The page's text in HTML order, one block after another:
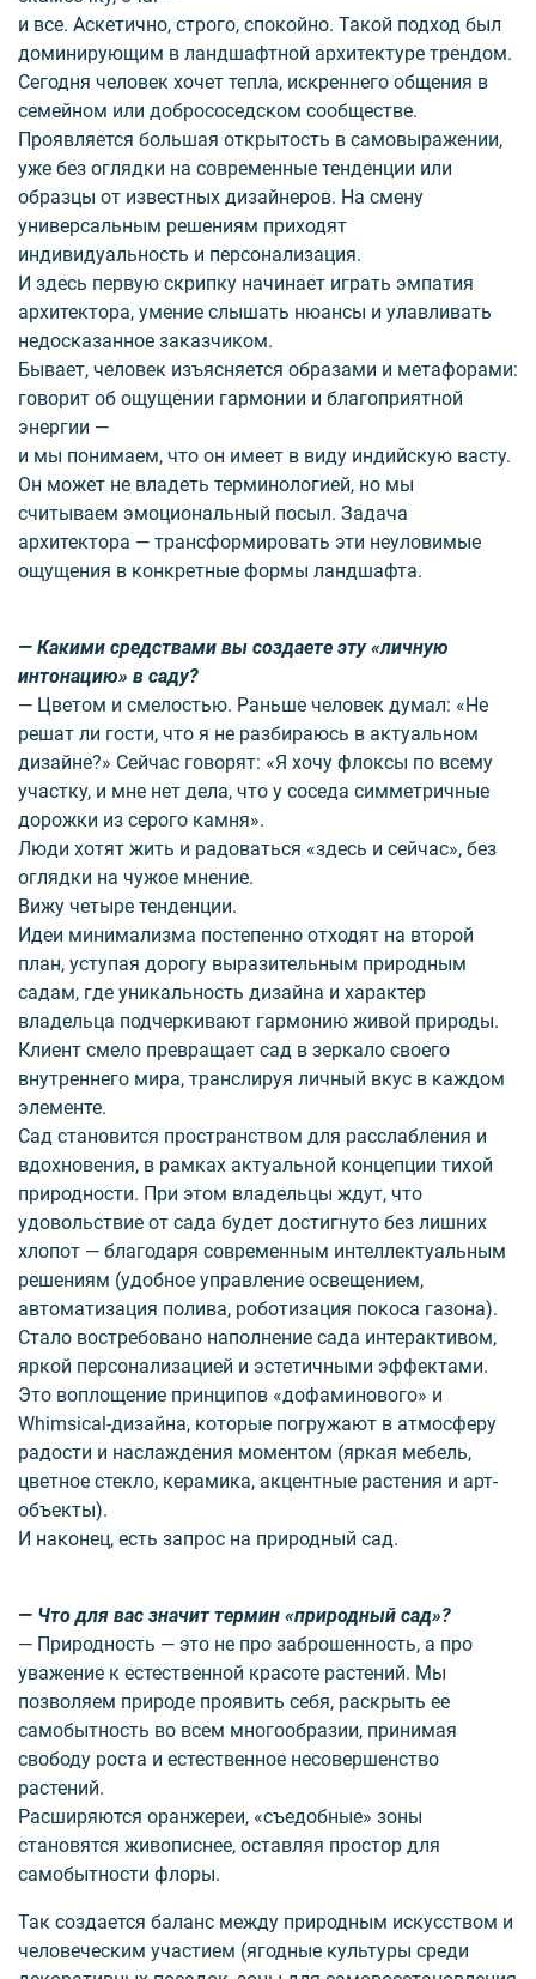
и все. Аскетично, строго, спокойно. Такой подход был
доминирующим в ландшафтной архитектуре трендом.
Сегодня человек хочет тепла, искреннего общения в
семейном или добрососедском сообществе.
Проявляется большая открытость в самовыражении,
уже без оглядки на современные тенденции или
образцы от известных дизайнеров. На смену
универсальным решениям приходят
индивидуальность и персонализация.
И здесь первую скрипку начинает играть эмпатия
архитектора, умение слышать нюансы и улавливать
недосказанное заказчиком.
Бывает, человек изъясняется образами и метафорами:
говорит об ощущении гармонии и благоприятной
энергии —
и мы понимаем, что он имеет в виду индийскую васту.
Он может не владеть терминологией, но мы
считываем эмо­циональный посыл. Задача
архитектора — трансформировать эти неуловимые
ощущения в конкретные формы ландшафта.
— Какими средствами вы создаете эту «личную
интонацию» в саду?
— Цветом и смелостью. Раньше человек думал: «Не
решат ли гости, что я не разбираюсь в актуальном
дизайне?» Сейчас говорят: «Я хочу флоксы по всему
участку, и мне нет дела, что у соседа симметричные
дорожки из серого камня».
Люди хотят жить и радоваться «здесь и сейчас», без
оглядки на чужое мнение.
Вижу четыре тенденции.
Идеи минимализма постепенно отходят на второй
план, уступая дорогу выразительным природным
садам, где уникальность дизайна и характер
владельца подчеркивают гармонию живой природы.
Клиент смело превращает сад в зеркало своего
внутреннего мира, транслируя личный вкус в каждом
элементе.
Сад становится пространством для расслабления и
вдохновения, в рамках актуальной концепции тихой
природности. При этом владельцы ждут, что
удовольствие от сада будет достигнуто без лишних
хлопот — благодаря современным интеллектуальным
решениям (удобное управление освещением,
автоматизация полива, роботизация покоса газона).
Стало востребовано наполнение сада интерактивом,
яркой персонализацией и эстетичными эффектами.
Это воплощение принципов «дофаминового» и
Whimsical-дизайна, которые погружают в атмосферу
радости и нас­лаждения моментом (яркая мебель,
цветное стекло, керамика, акцентные растения и арт-
объекты).
И наконец, есть запрос на природный сад.
— Что для вас значит термин «природный сад»?
— Природность — это не про заброшенность, а про
уважение к естественной красоте растений. Мы
позволяем природе проявить себя, раскрыть ее
самобытность во всем многообразии, принимая
свободу роста и естественное несовершенство
растений.
Расширяются оранжереи, «съедобные» зоны
становятся живописнее, оставляя простор для
самобытности флоры.
Так создается баланс между природным искусством и
человеческим участием (ягодные культуры среди